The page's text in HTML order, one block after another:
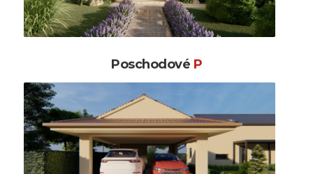
Poschodové P